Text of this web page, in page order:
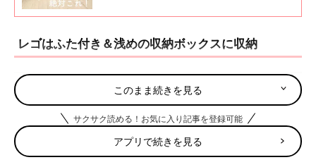
けできる収納ができるといいですね！今回はイ
評判のおもちゃ収納棚をご紹介します。
レゴはふた付き＆浅めの収納ボックスに収納
このまま続きを見る
サクサク読める！お気に入り記事を登録可能
アプリで続きを見る